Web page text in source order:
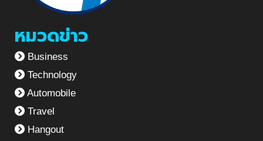
หมวดข่าว
Business
Technology
Automobile
Travel
Hangout